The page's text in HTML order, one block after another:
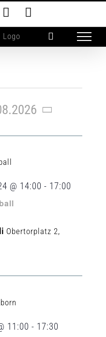
Instagram
@ 14:00 - 17:00
Obertorplatz 2,
11:00 - 17:30